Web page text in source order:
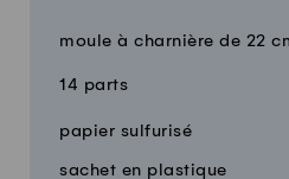
moule à charnière de 22
14 parts
QuantitéIngrédients
papier sulfurisé
sachet en plastique